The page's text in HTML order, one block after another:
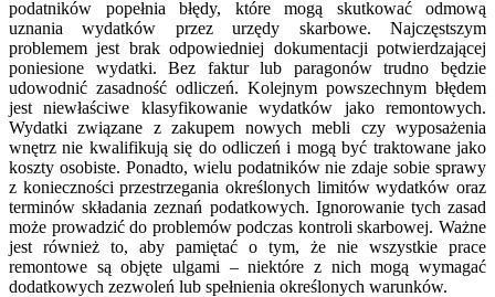
podatników popełnia błędy, które mogą skutkować odmową
uznania wydatków przez urzędy skarbowe. Najczęstszym
problemem jest brak odpowiedniej dokumentacji potwierdzającej
poniesione wydatki. Bez faktur lub paragonów trudno będzie
udowodnić zasadność odliczeń. Kolejnym powszechnym błędem
jest niewłaściwe klasyfikowanie wydatków jako remontowych.
Wydatki związane z zakupem nowych mebli czy wyposażenia
wnętrz nie kwalifikują się do odliczeń i mogą być traktowane jako
koszty osobiste. Ponadto, wielu podatników nie zdaje sobie sprawy
z konieczności przestrzegania określonych limitów wydatków oraz
terminów składania zeznań podatkowych. Ignorowanie tych zasad
może prowadzić do problemów podczas kontroli skarbowej. Ważne
jest również to, aby pamiętać o tym, że nie wszystkie prace
remontowe są objęte ulgami – niektóre z nich mogą wymagać
dodatkowych zezwoleń lub spełnienia określonych warunków.